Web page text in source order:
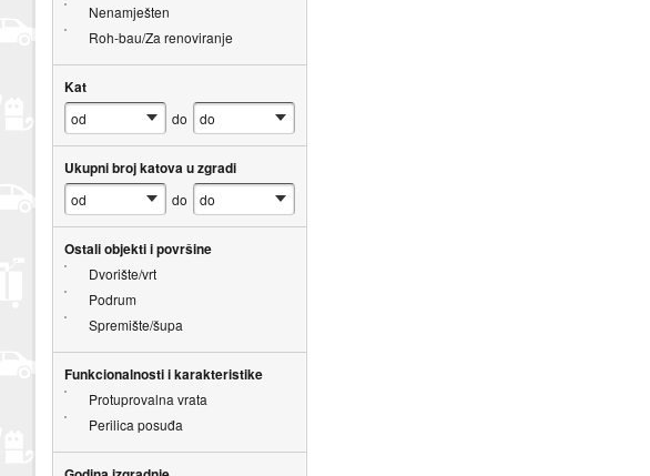
Nenamješten
Roh-bau/Za renoviranje
Kat
do
Ukupni broj katova u zgradi
do
Ostali objekti i površine
Dvorište/vrt
Podrum
Spremište/šupa
Funkcionalnosti i karakteristike
Protuprovalna vrata
Perilica posuđa